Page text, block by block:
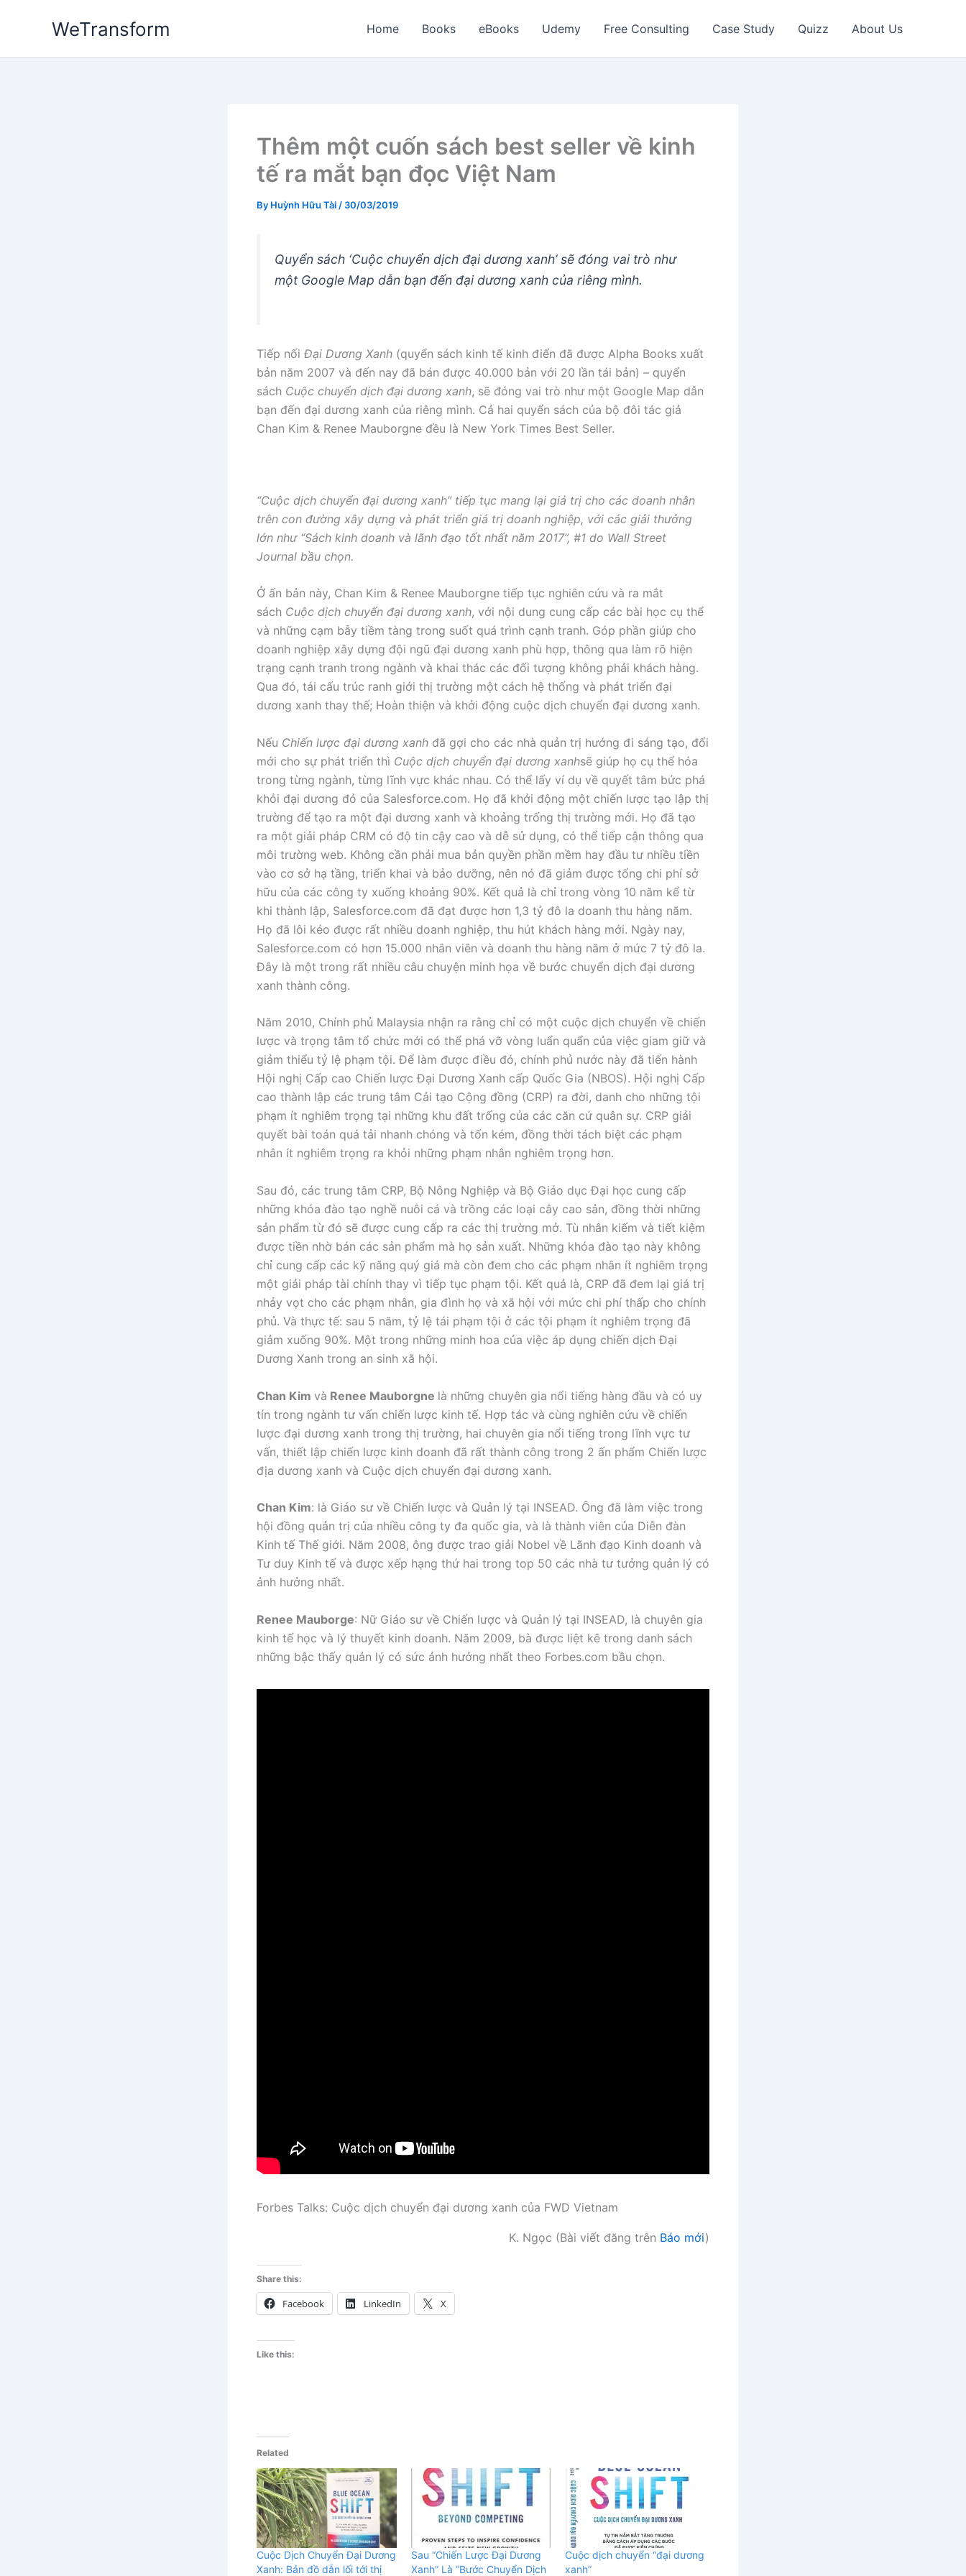
WeTransform Home Books eBooks Udemy Free Consulting Case Study Quizz About Us
Thêm một cuốn sách best seller về kinh
tế ra mắt bạn đọc Việt Nam
By Huỳnh Hữu Tài / 30/03/2019
Quyển sách ‘Cuộc chuyển dịch đại dương xanh’ sẽ đóng vai trò như
một Google Map dẫn bạn đến đại dương xanh của riêng mình.
Tiếp nối Đại Dương Xanh (quyển sách kinh tế kinh điển đã được Alpha Books xuất
bản năm 2007 và đến nay đã bán được 40.000 bản với 20 lần tái bản) – quyển
sách Cuộc chuyển dịch đại dương xanh, sẽ đóng vai trò như một Google Map dẫn
bạn đến đại dương xanh của riêng mình. Cả hai quyển sách của bộ đôi tác giả
Chan Kim & Renee Mauborgne đều là New York Times Best Seller.
“Cuộc dịch chuyển đại dương xanh” tiếp tục mang lại giá trị cho các doanh nhân
trên con đường xây dựng và phát triển giá trị doanh nghiệp, với các giải thưởng
lớn như “Sách kinh doanh và lãnh đạo tốt nhất năm 2017”, #1 do Wall Street
Journal bầu chọn.
Ở ấn bản này, Chan Kim & Renee Mauborgne tiếp tục nghiên cứu và ra mắt
sách Cuộc dịch chuyển đại dương xanh, với nội dung cung cấp các bài học cụ thể
và những cạm bẫy tiềm tàng trong suốt quá trình cạnh tranh. Góp phần giúp cho
doanh nghiệp xây dựng đội ngũ đại dương xanh phù hợp, thông qua làm rõ hiện
trạng cạnh tranh trong ngành và khai thác các đối tượng không phải khách hàng.
Qua đó, tái cấu trúc ranh giới thị trường một cách hệ thống và phát triển đại
dương xanh thay thế; Hoàn thiện và khởi động cuộc dịch chuyển đại dương xanh.
Nếu Chiến lược đại dương xanh đã gợi cho các nhà quản trị hướng đi sáng tạo, đổi
mới cho sự phát triển thì Cuộc dịch chuyển đại dương xanhsẽ giúp họ cụ thể hóa
trong từng ngành, từng lĩnh vực khác nhau. Có thể lấy ví dụ về quyết tâm bức phá
khỏi đại dương đỏ của Salesforce.com. Họ đã khởi động một chiến lược tạo lập thị
trường để tạo ra một đại dương xanh và khoảng trống thị trường mới. Họ đã tạo
ra một giải pháp CRM có độ tin cậy cao và dễ sử dụng, có thể tiếp cận thông qua
môi trường web. Không cần phải mua bản quyền phần mềm hay đầu tư nhiều tiền
vào cơ sở hạ tầng, triển khai và bảo dưỡng, nên nó đã giảm được tổng chi phí sở
hữu của các công ty xuống khoảng 90%. Kết quả là chỉ trong vòng 10 năm kể từ
khi thành lập, Salesforce.com đã đạt được hơn 1,3 tỷ đô la doanh thu hàng năm.
Họ đã lôi kéo được rất nhiều doanh nghiệp, thu hút khách hàng mới. Ngày nay,
Salesforce.com có hơn 15.000 nhân viên và doanh thu hàng năm ở mức 7 tỷ đô la.
Đây là một trong rất nhiều câu chuyện minh họa về bước chuyển dịch đại dương
xanh thành công.
Năm 2010, Chính phủ Malaysia nhận ra rằng chỉ có một cuộc dịch chuyển về chiến
lược và trọng tâm tổ chức mới có thể phá vỡ vòng luẩn quẩn của việc giam giữ và
giảm thiểu tỷ lệ phạm tội. Để làm được điều đó, chính phủ nước này đã tiến hành
Hội nghị Cấp cao Chiến lược Đại Dương Xanh cấp Quốc Gia (NBOS). Hội nghị Cấp
cao thành lập các trung tâm Cải tạo Cộng đồng (CRP) ra đời, danh cho những tội
phạm ít nghiêm trọng tại những khu đất trống của các căn cứ quân sự. CRP giải
quyết bài toán quá tải nhanh chóng và tốn kém, đồng thời tách biệt các phạm
nhân ít nghiêm trọng ra khỏi những phạm nhân nghiêm trọng hơn.
Sau đó, các trung tâm CRP, Bộ Nông Nghiệp và Bộ Giáo dục Đại học cung cấp
những khóa đào tạo nghề nuôi cá và trồng các loại cây cao sản, đồng thời những
sản phẩm từ đó sẽ được cung cấp ra các thị trường mở. Tù nhân kiếm và tiết kiệm
được tiền nhờ bán các sản phẩm mà họ sản xuất. Những khóa đào tạo này không
chỉ cung cấp các kỹ năng quý giá mà còn đem cho các phạm nhân ít nghiêm trọng
một giải pháp tài chính thay vì tiếp tục phạm tội. Kết quả là, CRP đã đem lại giá trị
nhảy vọt cho các phạm nhân, gia đình họ và xã hội với mức chi phí thấp cho chính
phủ. Và thực tế: sau 5 năm, tỷ lệ tái phạm tội ở các tội phạm ít nghiêm trọng đã
giảm xuống 90%. Một trong những minh hoa của việc áp dụng chiến dịch Đại
Dương Xanh trong an sinh xã hội.
Chan Kim và Renee Mauborgne là những chuyên gia nổi tiếng hàng đầu và có uy
tín trong ngành tư vấn chiến lược kinh tế. Hợp tác và cùng nghiên cứu về chiến
lược đại dương xanh trong thị trường, hai chuyên gia nổi tiếng trong lĩnh vực tư
vấn, thiết lập chiến lược kinh doanh đã rất thành công trong 2 ấn phẩm Chiến lược
địa dương xanh và Cuộc dịch chuyển đại dương xanh.
Chan Kim: là Giáo sư về Chiến lược và Quản lý tại INSEAD. Ông đã làm việc trong
hội đồng quản trị của nhiều công ty đa quốc gia, và là thành viên của Diễn đàn
Kinh tế Thế giới. Năm 2008, ông được trao giải Nobel về Lãnh đạo Kinh doanh và
Tư duy Kinh tế và được xếp hạng thứ hai trong top 50 các nhà tư tưởng quản lý có
ảnh hưởng nhất.
Renee Mauborge: Nữ Giáo sư về Chiến lược và Quản lý tại INSEAD, là chuyên gia
kinh tế học và lý thuyết kinh doanh. Năm 2009, bà được liệt kê trong danh sách
những bậc thấy quản lý có sức ảnh hưởng nhất theo Forbes.com bầu chọn.
Forbes Talks: Cuộc dịch chuyển đại dương xanh của FWD Vietnam
K. Ngọc (Bài viết đăng trên Báo mới)
Share this:
Facebook LinkedIn X
Like this:
Related
Cuộc Dịch Chuyển Đại Dương
Xanh: Bản đồ dẫn lối tới thị
Sau “Chiến Lược Đại Dương
Xanh” Là “Bước Chuyển Dịch
Cuộc dịch chuyển “đại dương
xanh”